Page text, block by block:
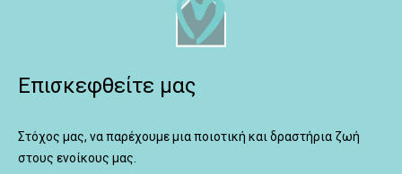
Επισκεφθείτε μας
Στόχος μας, να παρέχουμε μια ποιοτική και δραστήρια ζωή
στους ενοίκους μας.